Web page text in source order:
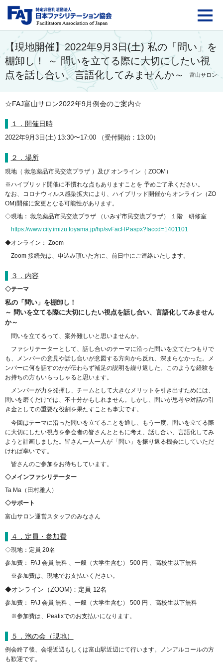
FAJ：特定非営利活動
【現地開催】2022年9月3日(土) 私の「問い」を
棚卸し！ ～ 問いを立てる際に大切にしたい視
点を話し合い、言語化してみませんか～
富山サロン
☆FAJ富山サロン2022年9月例会のご案内☆
１．開催日時
2022年9月3日(土) 13:30〜17:00 （受付開始：13:00）
２．場所
現地（ 救急薬品市民交流プラザ ）及び オンライン（ ZOOM）
※ハイブリッド開催に不慣れな点もありますことを 予めご了承ください。
なお、コロナウィルス感染拡大により、ハイブリッド開催からオンライン（ZO
OM)開催に変更となる可能性があります。
◇現地： 救急薬品市民交流プラザ （いみず市民交流プラザ） １階 研修室
https://www.city.imizu.toyama.jp/hp/svFacHP.aspx?faccd=1401101
◆オンライン： Zoom
Zoom 接続先は、申込み頂いた方に、前日中にご連絡いたします。
３．内容
◇テーマ
私の「問い」を棚卸し！
～ 問いを立てる際に大切にしたい視点を話し合い、言語化してみません
か～
問いを立てるって、案外難しいと思いませんか。
ファシリテーターとして、話し合いのテーマに沿った問いを立てたつもりで
も、メンバーの意見や話し合いが意図する方向から反れ、深まらなかった。メ
ンバーに何を話すのかが伝わらず補足の説明を繰り返した。このような経験を
お持ちの方もいらっしゃると思います。
メンバーが力を発揮し、チームとして大きなメリットを引き出すためには、
問いを磨くだけでは、不十分かもしれません。しかし、問いが思考や対話の引
き金としての重要な役割を果たすことも事実です。
今回はテーマに沿った問いを立てることを通し、もう一度、問いを立てる際
に大切にしたい視点を参会者の皆さんとともに考え、話し合い、言語化してみ
ようと計画しました。皆さん一人一人が「問い」を振り返る機会にしていただ
ければ幸いです。
皆さんのご参加をお待ちしています。
◇メインファシリテーター
Ta Ma（田村雅人）
◇サポート
富山サロン運営スタッフのみなさん
４．定員・参加費
◇現地：定員 20名
参加費： FAJ 会員 無料 、一般（大学生含む） 500 円 、高校生以下無料
※参加費は、現地でお支払いください。
◆オンライン（ZOOM)：定員 12名
参加費： FAJ 会員 無料 、一般（大学生含む） 500 円 、高校生以下無料
※参加費は、Peatixでのお支払いになります。
５．泡の会（現地）
例会終了後、会場近辺もしくは富山駅近辺にて行います。
ノンアルコールの方
も歓迎です。